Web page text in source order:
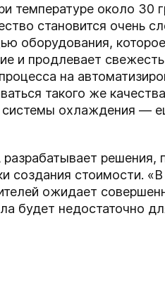
температуре около 30
становится очень
оборудования,
и продлевает
на
такого же
охлаждения —
создания стоимости.
ожидает
будет недостаточно